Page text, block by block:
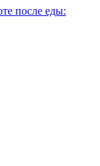
после еды: